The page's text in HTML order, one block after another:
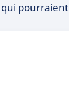
qui pourraient